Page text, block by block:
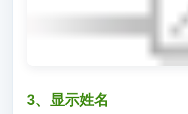
3、显示姓名